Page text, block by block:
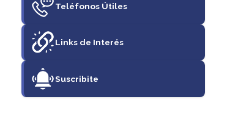
Teléfonos Útiles
Links de Interés
Suscribite